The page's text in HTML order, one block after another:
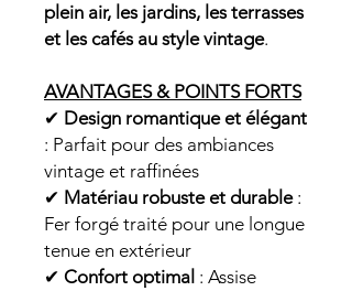
plein air, les jardins, les terrasses
et les cafés au style vintage.
AVANTAGES & POINTS FORTS
✔ Design romantique et élégant
: Parfait pour des ambiances
vintage et raffinées
✔ Matériau robuste et durable:
Fer forgé traité pour une longue
tenue en extérieur
✔ Confort optimal : Assise